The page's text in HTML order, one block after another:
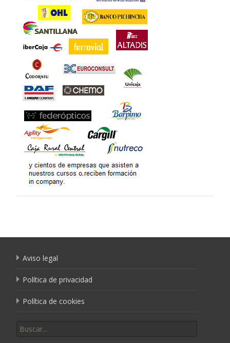
Aviso legal
Política de privacidad
Política de cookies